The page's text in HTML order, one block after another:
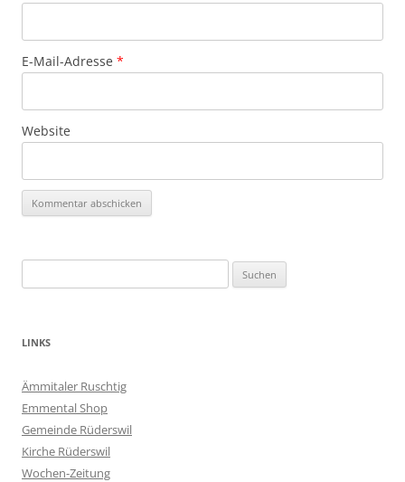
E-Mail-Adresse *
Website
nach:
LINKS
Ämmitaler Ruschtig
Emmental Shop
Gemeinde Rüderswil
Kirche Rüderswil
Wochen-Zeitung